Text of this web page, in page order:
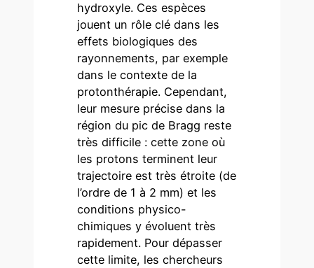
hydroxyle. Ces espèces
jouent un rôle clé dans les
effets biologiques des
rayonnements, par exemple
dans le contexte de la
protonthérapie. Cependant,
leur mesure précise dans la
région du pic de Bragg reste
très difficile : cette zone où
les protons terminent leur
trajectoire est très étroite (de
l’ordre de 1 à 2 mm) et les
conditions physico-
chimiques y évoluent très
rapidement. Pour dépasser
cette limite, les chercheurs